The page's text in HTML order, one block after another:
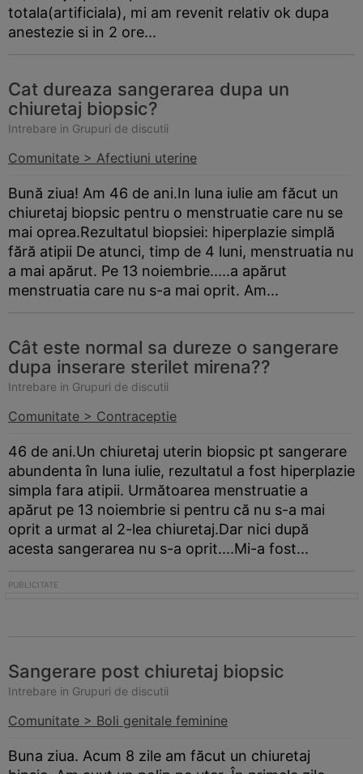
totala(artificiala), mi am revenit relativ ok dupa
anestezie si in 2 ore...
Cat dureaza sangerarea dupa un
chiuretaj biopsic?
Intrebare in Grupuri de discutii
Comunitate > Afectiuni uterine
Bună ziua! Am 46 de ani.In luna iulie am făcut un
chiuretaj biopsic pentru o menstruatie care nu se
mai oprea.Rezultatul biopsiei: hiperplazie simplă
fără atipii De atunci, timp de 4 luni, menstruatia nu
a mai apărut. Pe 13 noiembrie.....a apărut
menstruatia care nu s-a mai oprit. Am...
Cât este normal sa dureze o sangerare
dupa inserare sterilet mirena??
Intrebare in Grupuri de discutii
Comunitate > Contraceptie
46 de ani.Un chiuretaj uterin biopsic pt sangerare
abundenta în luna iulie, rezultatul a fost hiperplazie
simpla fara atipii. Următoarea menstruatie a
apărut pe 13 noiembrie si pentru că nu s-a mai
oprit a urmat al 2-lea chiuretaj.Dar nici după
acesta sangerarea nu s-a oprit....Mi-a fost...
Sangerare post chiuretaj biopsic
Intrebare in Grupuri de discutii
Comunitate > Boli genitale feminine
Buna ziua. Acum 8 zile am făcut un chiuretaj